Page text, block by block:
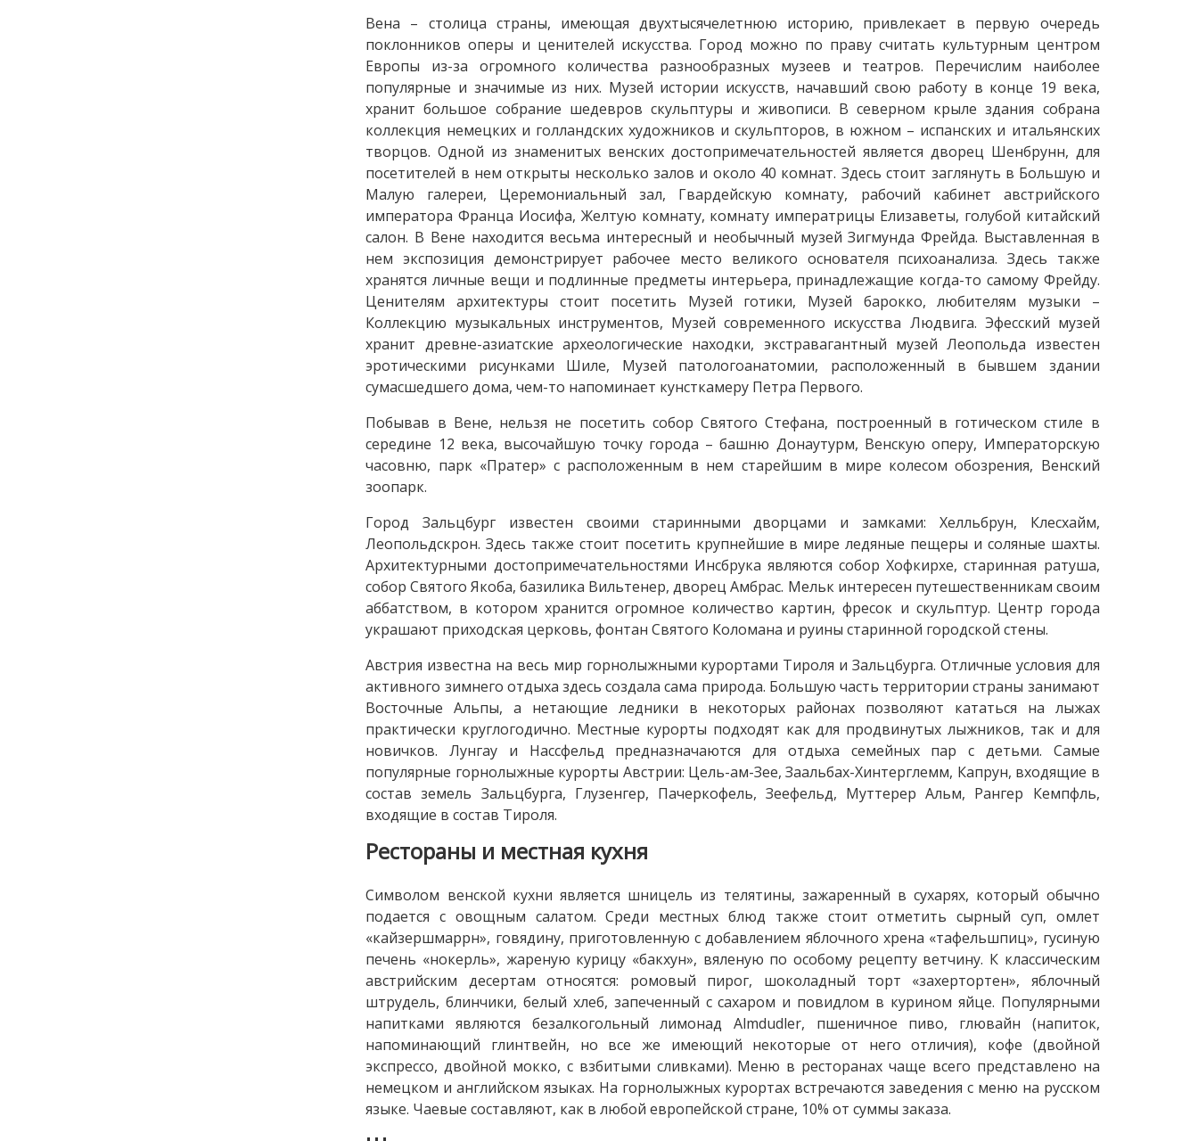
Вена – столица страны, имеющая двухтысячелетнюю историю, привлекает в первую очередь
поклонников оперы и ценителей искусства. Город можно по праву считать культурным центром
Европы из-за огромного количества разнообразных музеев и театров. Перечислим наиболее
популярные и значимые из них. Музей истории искусств, начавший свою работу в конце 19 века,
хранит большое собрание шедевров скульптуры и живописи. В северном крыле здания собрана
коллекция немецких и голландских художников и скульпторов, в южном – испанских и итальянских
творцов. Одной из знаменитых венских достопримечательностей является дворец Шенбрунн, для
посетителей в нем открыты несколько залов и около 40 комнат. Здесь стоит заглянуть в Большую и
Малую галереи, Церемониальный зал, Гвардейскую комнату, рабочий кабинет австрийского
императора Франца Иосифа, Желтую комнату, комнату императрицы Елизаветы, голубой китайский
салон. В Вене находится весьма интересный и необычный музей Зигмунда Фрейда. Выставленная в
нем экспозиция демонстрирует рабочее место великого основателя психоанализа. Здесь также
хранятся личные вещи и подлинные предметы интерьера, принадлежащие когда-то самому Фрейду.
Ценителям архитектуры стоит посетить Музей готики, Музей барокко, любителям музыки –
Коллекцию музыкальных инструментов, Музей современного искусства Людвига. Эфесский музей
хранит древне-азиатские археологические находки, экстравагантный музей Леопольда известен
эротическими рисунками Шиле, Музей патологоанатомии, расположенный в бывшем здании
сумасшедшего дома, чем-то напоминает кунсткамеру Петра Первого.
Побывав в Вене, нельзя не посетить собор Святого Стефана, построенный в готическом стиле в
середине 12 века, высочайшую точку города – башню Донаутурм, Венскую оперу, Императорскую
часовню, парк «Пратер» с расположенным в нем старейшим в мире колесом обозрения, Венский
зоопарк.
Город Зальцбург известен своими старинными дворцами и замками: Хелльбрун, Клесхайм,
Леопольдскрон. Здесь также стоит посетить крупнейшие в мире ледяные пещеры и соляные шахты.
Архитектурными достопримечательностями Инсбрука являются собор Хофкирхе, старинная ратуша,
собор Святого Якоба, базилика Вильтенер, дворец Амбрас. Мельк интересен путешественникам своим
аббатством, в котором хранится огромное количество картин, фресок и скульптур. Центр города
украшают приходская церковь, фонтан Святого Коломана и руины старинной городской стены.
Австрия известна на весь мир горнолыжными курортами Тироля и Зальцбурга. Отличные условия для
активного зимнего отдыха здесь создала сама природа. Большую часть территории страны занимают
Восточные Альпы, а нетающие ледники в некоторых районах позволяют кататься на лыжах
практически круглогодично. Местные курорты подходят как для продвинутых лыжников, так и для
новичков. Лунгау и Нассфельд предназначаются для отдыха семейных пар с детьми. Самые
популярные горнолыжные курорты Австрии: Цель-ам-Зее, Заальбах-Хинтерглемм, Капрун, входящие в
состав земель Зальцбурга, Глузенгер, Пачеркофель, Зеефельд, Муттерер Альм, Рангер Кемпфль,
входящие в состав Тироля.
Рестораны и местная кухня
Символом венской кухни является шницель из телятины, зажаренный в сухарях, который обычно
подается с овощным салатом. Среди местных блюд также стоит отметить сырный суп, омлет
«кайзершмаррн», говядину, приготовленную с добавлением яблочного хрена «тафельшпиц», гусиную
печень «нокерль», жареную курицу «бакхун», вяленую по особому рецепту ветчину. К классическим
австрийским десертам относятся: ромовый пирог, шоколадный торт «захертортен», яблочный
штрудель, блинчики, белый хлеб, запеченный с сахаром и повидлом в курином яйце. Популярными
напитками являются безалкогольный лимонад Almdudler, пшеничное пиво, глювайн (напиток,
напоминающий глинтвейн, но все же имеющий некоторые от него отличия), кофе (двойной
экспрессо, двойной мокко, с взбитыми сливками). Меню в ресторанах чаще всего представлено на
немецком и английском языках. На горнолыжных курортах встречаются заведения с меню на русском
языке. Чаевые составляют, как в любой европейской стране, 10% от суммы заказа.